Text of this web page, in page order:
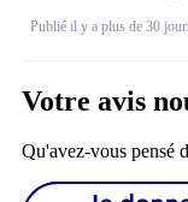
Publié il y a plus de 30
Votre avis
Qu'avez-vous pensé